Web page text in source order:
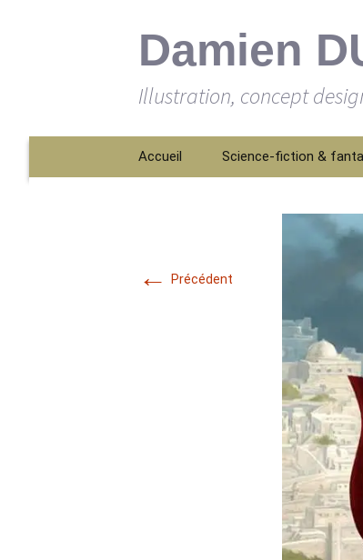
Damien
Illustration, concept
contenu
Accueil Science-fiction &
← Précédent